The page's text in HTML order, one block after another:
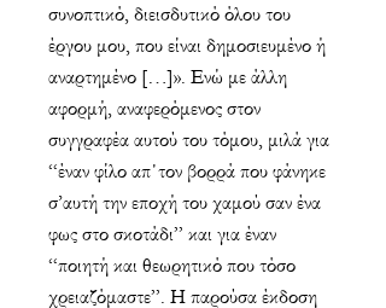
συνοπτικό, διεισδυτικό όλου του
έργου μου, που είναι δημοσιευμένο ή
αναρτημένο […]». Ενώ με άλλη
αφορμή, αναφερόμενος στον
συγγραφέα αυτού του τόμου, μιλά για
“έναν φίλο απ΄τον βορρά που φάνηκε
σ’αυτή την εποχή του χαμού σαν ένα
φως στο σκοτάδι” και για έναν
“ποιητή και θεωρητικό που τόσο
χρειαζόμαστε”. Η παρούσα έκδοση